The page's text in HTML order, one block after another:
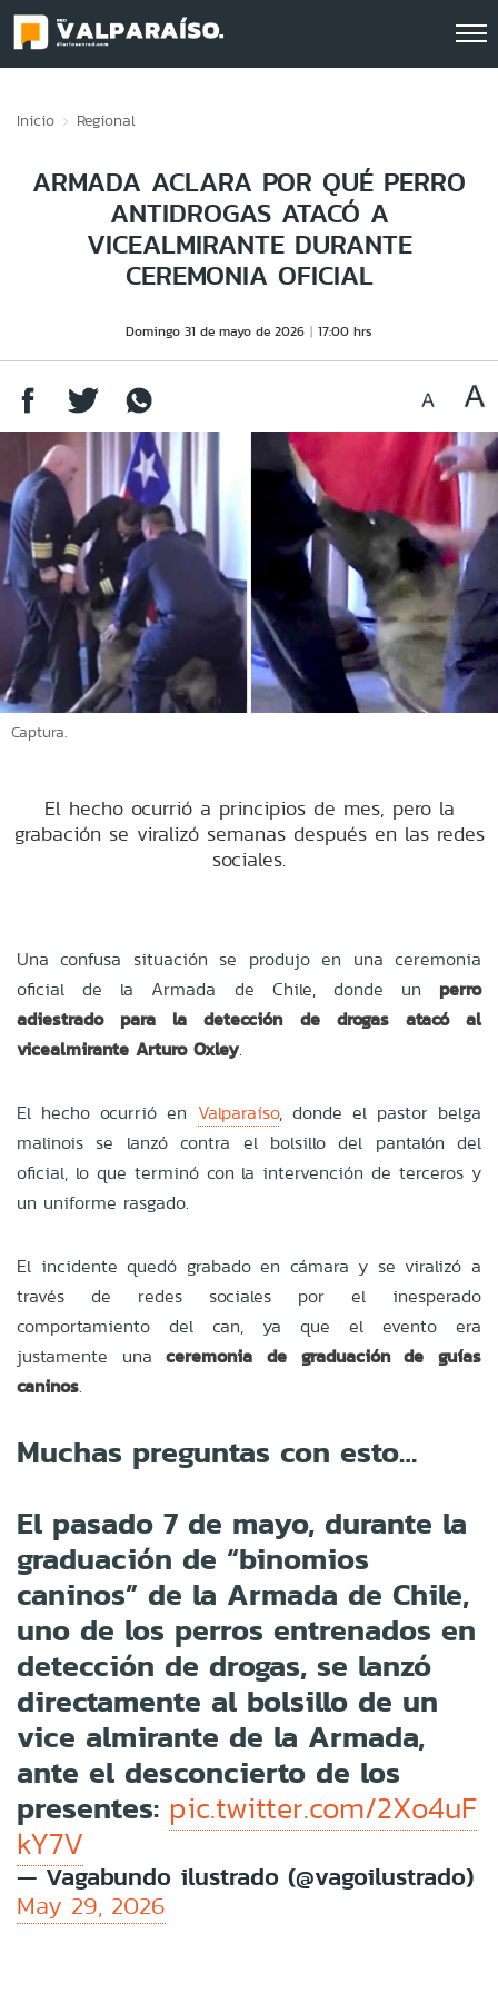
Inicio Regional
ARMADA ACLARA POR QUÉ PERRO
ANTIDROGAS ATACÓ A
VICEALMIRANTE DURANTE
CEREMONIA OFICIAL
Domingo 31 de mayo de 2026 17:00 hrs
Captura.
El hecho ocurrió a principios de mes, pero la
grabación se viralizó semanas después en las redes
sociales.
Una confusa situación se produjo en una ceremonia
oficial de la Armada de Chile, donde un perro
adiestrado para la detección de drogas atacó al
vicealmirante Arturo Oxley.
El hecho ocurrió en Valparaíso, donde el pastor belga
malinois se lanzó contra el bolsillo del pantalón del
oficial, lo que terminó con la intervención de terceros y
un uniforme rasgado.
El incidente quedó grabado en cámara y se viralizó a
través de redes sociales por el inesperado
comportamiento del can, ya que el evento era
justamente unaceremonia de graduación de guías
caninos.
Muchas preguntas con esto…
El pasado 7 de mayo, durante la
graduación de “binomios
caninos” de la Armada de Chile,
uno de los perros entrenados en
detección de drogas, se lanzó
directamente al bolsillo de un
vice almirante de la Armada,
ante el desconcierto de los
presentes: pic.twitter.com/2Xo4uF
kY7V
— Vagabundo ilustrado (@vagoilustrado)
May 29, 2026